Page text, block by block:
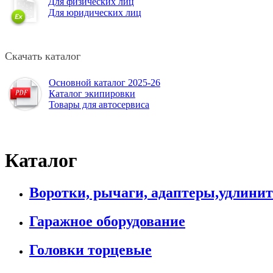
Для юридических лиц
Скачать каталог
Основной каталог 2025-26
Каталог экипировки
Товары для автосервиса
Каталог
Воротки, рычаги,
Гаражное оборудование
Головки торцевые